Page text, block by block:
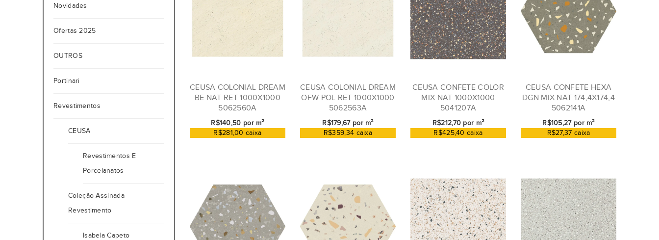
Novidades
Ofertas 2025
OUTROS
Portinari
Revestimentos
CEUSA
Revestimentos E
Porcelanatos
Coleção Assinada
Revestimento
Isabela Capeto
CEUSA COLONIAL DREAM
BE NAT RET 1000X1000
5062560A
R$140,50 por m²
R$281,00 caixa
CEUSA COLONIAL DREAM
OFW POL RET 1000X1000
5062563A
R$179,67 por m²
R$359,34 caixa
CEUSA CONFETE COLOR
MIX NAT 1000X1000
5041207A
R$212,70 por m²
R$425,40 caixa
CEUSA CONFETE HEXA
DGN MIX NAT 174,4X174,4
5062141A
R$105,27 por m²
R$27,37 caixa